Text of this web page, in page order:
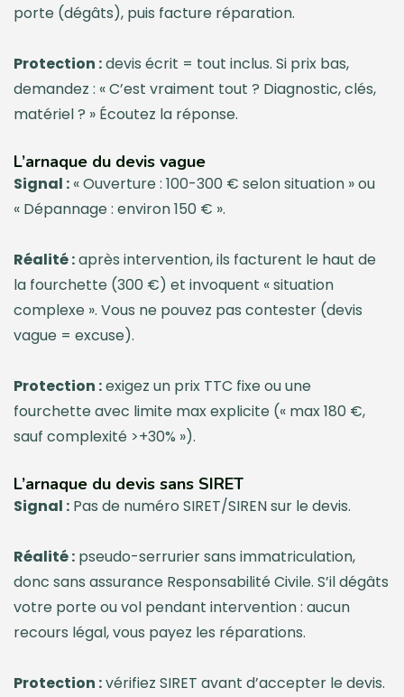
porte (dégâts), puis facture réparation.
Protection :devis écrit = tout inclus. Si prix bas,
demandez : « C’est vraiment tout ? Diagnostic, clés,
matériel ? » Écoutez la réponse.
L’arnaque du devis vague
Signal : « Ouverture : 100-300 € selon situation » ou
« Dépannage : environ 150 € ».
Réalité :après intervention, ils facturent le haut de
la fourchette (300 €) et invoquent « situation
complexe ». Vous ne pouvez pas contester (devis
vague = excuse).
Protection :exigez un prix TTC fixe ou une
fourchette avec limite max explicite (« max 180 €,
sauf complexité >+30% »).
L’arnaque du devis sans SIRET
Signal : Pas de numéro SIRET/SIREN sur le devis.
Réalité : pseudo-serrurier sans immatriculation,
donc sans assurance Responsabilité Civile. S’il dégâts
votre porte ou vol pendant intervention : aucun
recours légal, vous payez les réparations.
Protection :vérifiez SIRET avant d’accepter le devis.